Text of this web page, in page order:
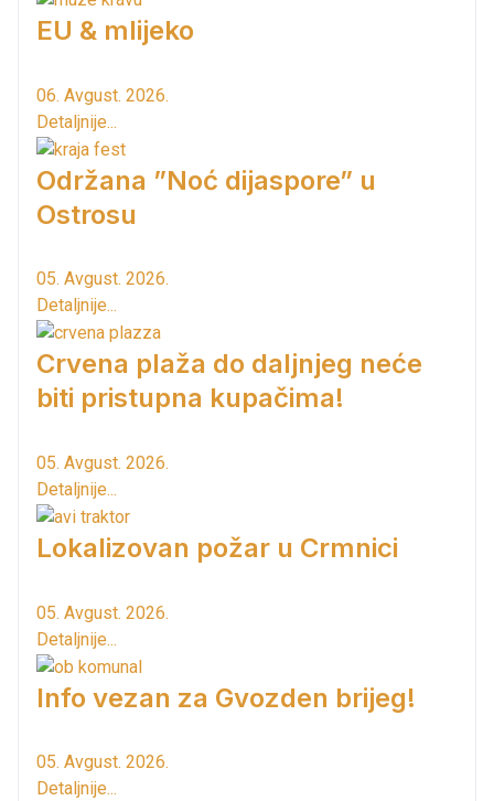
EU & mlijeko
06. Avgust. 2026.
Detaljnije...
Održana ”Noć dijaspore” u
Ostrosu
05. Avgust. 2026.
Detaljnije...
Crvena plaža do daljnjeg neće
biti pristupna kupačima!
05. Avgust. 2026.
Detaljnije...
Lokalizovan požar u Crmnici
05. Avgust. 2026.
Detaljnije...
Info vezan za Gvozden brijeg!
05. Avgust. 2026.
Detaljnije...